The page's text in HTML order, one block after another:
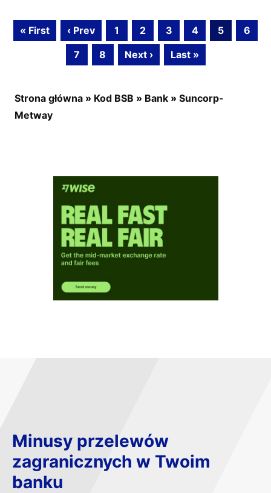
« First ‹ Prev 1 2 3 4 5
6
7
8 Next › Last »
Strona główna » Kod BSB » Bank » Suncorp-
Metway
Minusy przelewów
zagranicznych w Twoim
banku